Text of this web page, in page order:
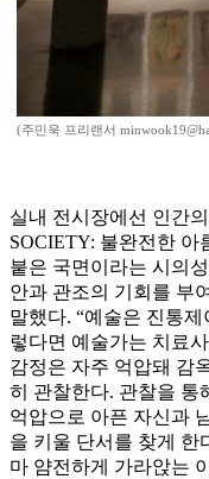
(주민욱 프리랜서
실내 전시장에선 인간
SOCIETY: 불완전한 아
붙은 국면이라는 시의
안과 관조의 기회를 부
말했다. “예술은 진통
렇다면 예술가는 치료
감정은 자주 억압돼 감
히 관찰한다. 관찰을 통
억압으로 아픈 자신과
을 키울 단서를 찾게 한
마 얌전하게 가라앉는